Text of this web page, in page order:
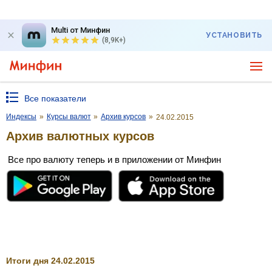
Multi от Минфин
(8,9K+)
УСТАНОВИТЬ
Все показатели
Индексы » Курсы валют » Архив курсов » 24.02.2015
Архив валютных курсов
Все про валюту теперь и в приложении от Минфин
Итоги дня 24.02.2015